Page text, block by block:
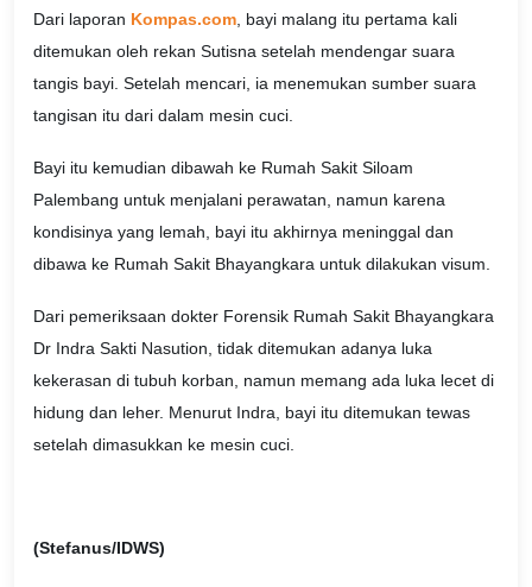
Dari laporan Kompas.com , bayi malang itu pertama kali
ditemukan oleh rekan Sutisna setelah mendengar suara
tangis bayi. Setelah mencari, ia menemukan sumber suara
tangisan itu dari dalam mesin cuci.
Bayi itu kemudian dibawah ke Rumah Sakit Siloam
Palembang untuk menjalani perawatan, namun karena
kondisinya yang lemah, bayi itu akhirnya meninggal dan
dibawa ke Rumah Sakit Bhayangkara untuk dilakukan visum.
Dari pemeriksaan dokter Forensik Rumah Sakit Bhayangkara
Dr Indra Sakti Nasution, tidak ditemukan adanya luka
kekerasan di tubuh korban, namun memang ada luka lecet di
hidung dan leher. Menurut Indra, bayi itu ditemukan tewas
setelah dimasukkan ke mesin cuci.
(Stefanus/IDWS)